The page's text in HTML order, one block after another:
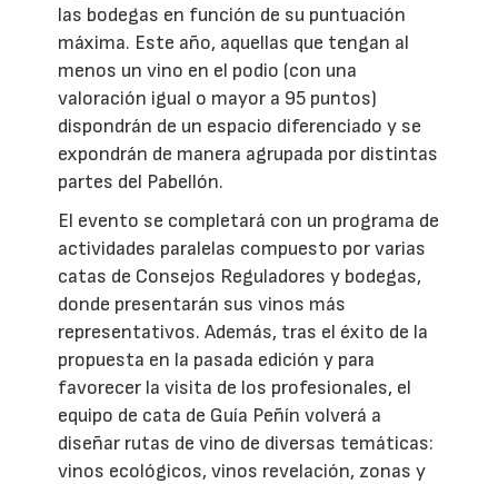
las bodegas en función de su puntuación
máxima. Este año, aquellas que tengan al
menos un vino en el podio (con una
valoración igual o mayor a 95 puntos)
dispondrán de un espacio diferenciado y se
expondrán de manera agrupada por distintas
partes del Pabellón.
El evento se completará con un programa de
actividades paralelas compuesto por varias
catas de Consejos Reguladores y bodegas,
donde presentarán sus vinos más
representativos. Además, tras el éxito de la
propuesta en la pasada edición y para
favorecer la visita de los profesionales, el
equipo de cata de Guía Peñín volverá a
diseñar rutas de vino de diversas temáticas:
vinos ecológicos, vinos revelación, zonas y